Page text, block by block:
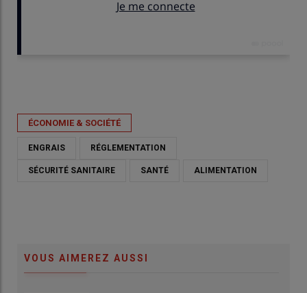
ÉCONOMIE & SOCIÉTÉ
ENGRAIS RÉGLEMENTATION
SÉCURITÉ SANITAIRE SANTÉ ALIMENTATION
VOUS AIMEREZ AUSSI